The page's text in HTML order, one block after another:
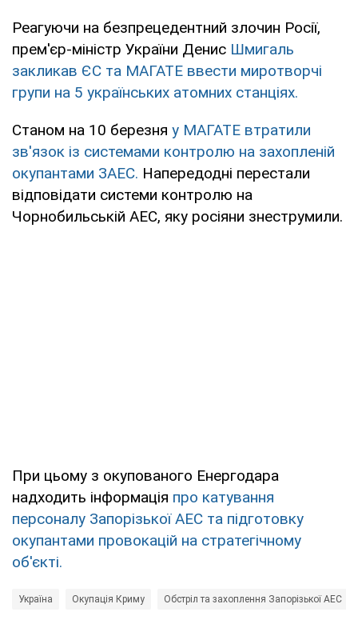
Реагуючи на безпрецедентний злочин Росії,
прем'єр-міністр України Денис Шмигаль
закликав ЄС та МАГАТЕ ввести миротворчі
групи на 5 українських атомних станціях.
Станом на 10 березня у МАГАТЕ втратили
зв'язок із системами контролю на захопленій
окупантами ЗАЕС. Напередодні перестали
відповідати системи контролю на
Чорнобильській АЕС, яку росіяни знеструмили.
При цьому з окупованого Енергодара
надходить інформація про катування
персоналу Запорізької АЕС та підготовку
окупантами провокацій на стратегічному
об'єкті.
Україна Окупація Криму Обстріл та захоплення Запорізької АЕС